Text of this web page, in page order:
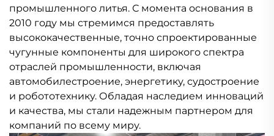
промышленного литья. С момента основания в
2010 году мы стремимся предоставлять
высококачественные, точно спроектированные
чугунные компоненты для широкого спектра
отраслей промышленности, включая
автомобилестроение, энергетику, судостроение
и робототехнику. Обладая наследием инноваций
и качества, мы стали надежным партнером для
компаний по всему миру.